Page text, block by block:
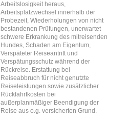
Arbeitslosigkeit heraus,
Arbeitsplatzwechsel innerhalb der
Probezeit, Wiederholungen von nicht
bestandenen Prüfungen, unerwartet
schwere Erkrankung des mitreisenden
Hundes, Schaden am Eigentum,
Verspäteter Reiseantritt und
Verspätungsschutz während der
Rückreise. Erstattung bei
Reiseabbruch für nicht genutzte
Reiseleistungen sowie zusätzlicher
Rückfahrtkosten bei
außerplanmäßiger Beendigung der
Reise aus o.g. versicherten Grund.